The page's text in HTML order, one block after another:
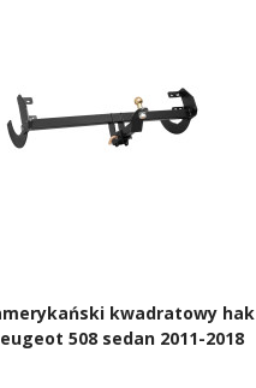
kwadratowy hak
508 sedan 2011-2018